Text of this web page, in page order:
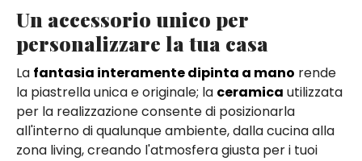
Un accessorio unico per
personalizzare la tua casa
La fantasia interamente dipinta a mano rende
la piastrella unica e originale; la ceramica utilizzata
per la realizzazione consente di posizionarla
all'interno di qualunque ambiente, dalla cucina alla
zona living, creando l'atmosfera giusta per i tuoi